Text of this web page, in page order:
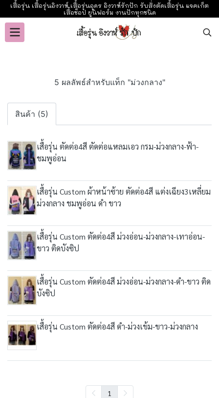
เสื้อรุ่น เสื้อรุ่นอิงวาห์ เสื้อรุ่นอุดร อิงวาห์รักปัก รับสั่งตัดเสื้อรุ่น แจคเก็ต
เสื้อช็อป ยูนิฟอร์ม งานปักทุกชนิด
5 ผลลัพธ์สำหรับแท็ก "ม่วงกลาง"
สินค้า (5)
เสื้อรุ่น ตัดต่อ4สี ตัดต่อแหลมเอว กรม-ม่วงกลาง-ฟ้า-
ชมพูอ่อน
เสื้อรุ่น Custom ผ้าหน้าซ้าย ตัดต่อ4สี แต่งเฉียง3เหลี่ยม
ม่วงกลาง ชมพูอ่อน ดำ ขาว
เสื้อรุ่น Custom ตัดต่อ4สี ม่วงอ่อน-ม่วงกลาง-เทาอ่อน-
ขาว ติดบังซิป
เสื้อรุ่น Custom ตัดต่อ4สี ม่วงอ่อน-ม่วงกลาง-ดำ-ขาว ติด
บังซิป
เสื้อรุ่น Custom ตัดต่อ4สี ดำ-ม่วงเข้ม-ขาว-ม่วงกลาง
1